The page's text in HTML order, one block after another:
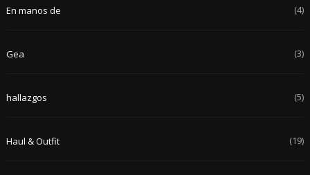
En manos de (4)
Gea (3)
hallazgos (5)
Haul & Outfit (19)